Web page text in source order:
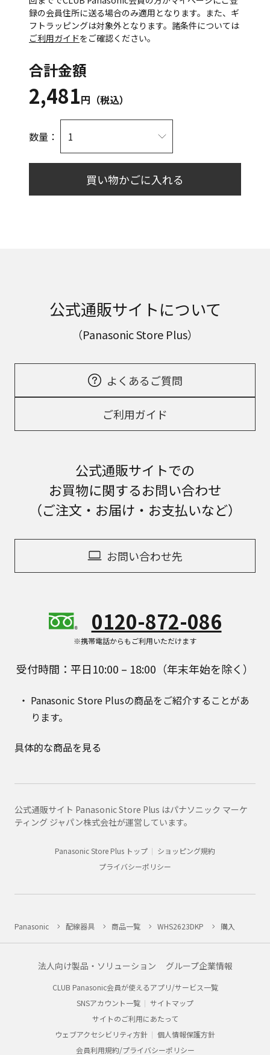
録の会員住所に送る場合のみ適用となります。また、ギ
フトラッピングは対象外となります。諸条件については
ご利用ガイドをご確認ください。
合計金額
2,481円（税込）
数量：
買い物かごに入れる
公式通販サイトについて
（Panasonic Store Plus）
よくあるご質問
ご利用ガイド
公式通販サイトでの
お買物に関するお問い合わせ
（ご注文・お届け・お支払いなど）
お問い合わせ先
0120-872-086
※携帯電話からもご利用いただけます
受付時間：平日10:00 – 18:00（年末年始を除く）
Panasonic Store Plusの商品をご紹介することがあ
ります。
具体的な商品を見る
公式通販サイト Panasonic Store Plus はパナソニック マーケ
ティング ジャパン株式会社が運営しています。
Panasonic Store Plus トップ
ショッピング規約
プライバシーポリシー
Panasonic 配線器具 商品一覧 WHS2623DKP 購入
法人向け製品・ソリューション グループ企業情報
CLUB Panasonic会員が使えるアプリ/サービス一覧
SNSアカウント一覧
サイトマップ
サイトのご利用にあたって
ウェブアクセシビリティ方針
個人情報保護方針
会員利用規約/プライバシーポリシー